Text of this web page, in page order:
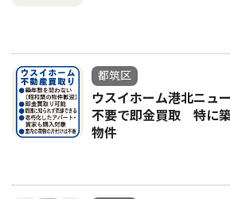
都筑区
ウスイホーム港北ニュ
不要で即金買取 特に
物件